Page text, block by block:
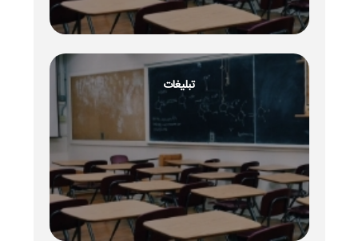
تبلیغات